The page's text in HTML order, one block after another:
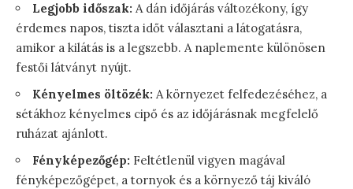
Legjobb időszak: A dán időjárás változékony, így
érdemes napos, tiszta időt választani a látogatásra,
amikor a kilátás is a legszebb. A naplemente különösen
festői látványt nyújt.
Kényelmes öltözék: A környezet felfedezéséhez, a
sétákhoz kényelmes cipő és az időjárásnak megfelelő
ruházat ajánlott.
Fényképezőgép: Feltétlenül vigyen magával
fényképezőgépet, a tornyok és a környező táj kiváló